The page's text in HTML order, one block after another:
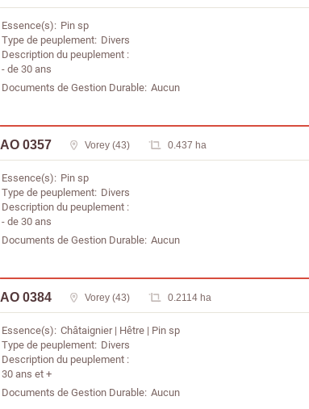
Essence(s) Pin sp
Type de peuplement Divers
Description du peuplement
- de 30 ans
Documents de Gestion Durable Aucun
AO 0357 Vorey (43) 0.437 ha
Essence(s) Pin sp
Type de peuplement Divers
Description du peuplement
- de 30 ans
Documents de Gestion Durable Aucun
AO 0384 Vorey (43) 0.2114 ha
Essence(s) Châtaignier Hêtre Pin sp
Type de peuplement Divers
Description du peuplement
30 ans et +
Documents de Gestion Durable Aucun